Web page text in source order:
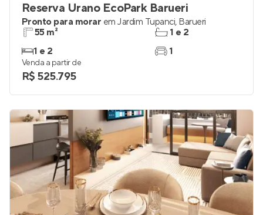
Reserva Urano EcoPark Barueri
Pronto para morar em Jardim Tupanci, Barueri
55 m²
1 e 2
1 e 2
1
Venda a partir de
R$ 525.795